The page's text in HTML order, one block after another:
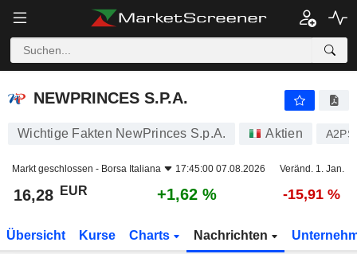
NEWPRINCES S.P.A.
NEWPRINCES S.P.A.
Wichtige Fakten NewPrinces S.p.A. Aktien
Markt geschlossen - Borsa Italiana 17:45:00 07.08.2026 Veränd. 1. Jan.
16,28 EUR +1,62 % -15,91 %
Übersicht Kurse Charts Nachrichten